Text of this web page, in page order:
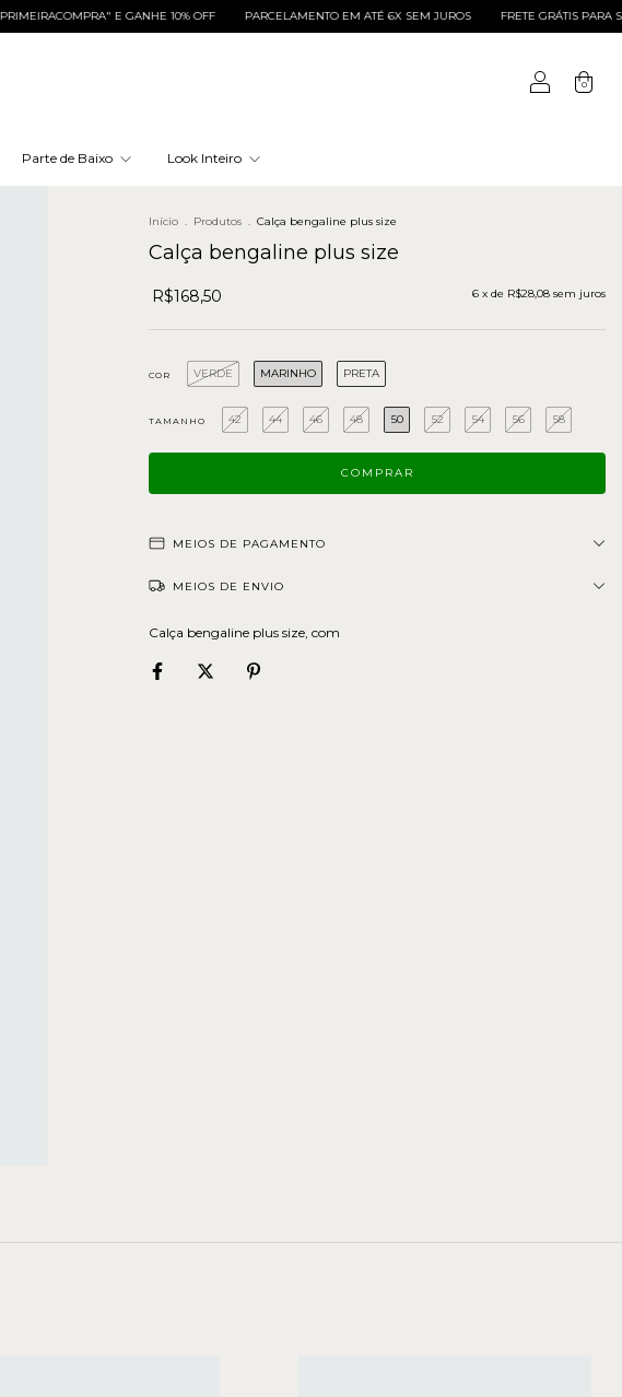
E GANHE 10% OFF PARCELAMENTO EM ATÉ 6X SEM JUROS FRETE GRÁTIS PARA SUL
0
Parte de Baixo Look Inteiro
Início . Produtos . Calça bengaline plus size
Calça bengaline plus size
R$168,50 6 x de R$28,08 sem juros
COR VERDE MARINHO PRETA
TAMANHO 42 44 46 48 50 52 54 56 58
MEIOS DE PAGAMENTO
MEIOS DE ENVIO
Calça bengaline plus size, com